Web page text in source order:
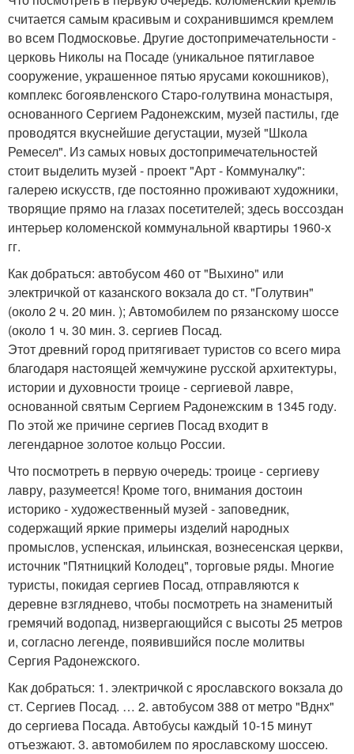
считается самым красивым и сохранившимся кремлем
во всем Подмосковье. Другие достопримечательности -
церковь Николы на Посаде (уникальное пятиглавое
сооружение, украшенное пятью ярусами кокошников),
комплекс богоявленского Старо-голутвина монастыря,
основанного Сергием Радонежским, музей пастилы, где
проводятся вкуснейшие дегустации, музей "Школа
Ремесел". Из самых новых достопримечательностей
стоит выделить музей - проект "Арт - Коммуналку":
галерею искусств, где постоянно проживают художники,
творящие прямо на глазах посетителей; здесь воссоздан
интерьер коломенской коммунальной квартиры 1960-х
гг.
Как добраться: автобусом 460 от "Выхино" или
электричкой от казанского вокзала до ст. "Голутвин"
(около 2 ч. 20 мин. ); Автомобилем по рязанскому шоссе
(около 1 ч. 30 мин. 3. сергиев Посад.
Этот древний город притягивает туристов со всего мира
благодаря настоящей жемчужине русской архитектуры,
истории и духовности троице - сергиевой лавре,
основанной святым Сергием Радонежским в 1345 году.
По этой же причине сергиев Посад входит в
легендарное золотое кольцо России.
Что посмотреть в первую очередь: троице - сергиеву
лавру, разумеется! Кроме того, внимания достоин
историко - художественный музей - заповедник,
содержащий яркие примеры изделий народных
промыслов, успенская, ильинская, вознесенская церкви,
источник "Пятницкий Колодец", торговые ряды. Многие
туристы, покидая сергиев Посад, отправляются к
деревне взгляднево, чтобы посмотреть на знаменитый
гремячий водопад, низвергающийся с высоты 25 метров
и, согласно легенде, появившийся после молитвы
Сергия Радонежского.
Как добраться: 1. электричкой с ярославского вокзала до
ст. Сергиев Посад. … 2. автобусом 388 от метро "Вднх"
до сергиева Посада. Автобусы каждый 10-15 минут
отъезжают. 3. автомобилем по ярославскому шоссею.